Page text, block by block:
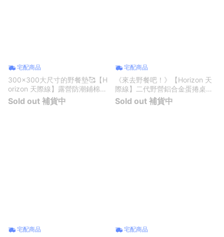
宅配商品
300x300大尺寸的野餐墊🥰【H
orizon 天際線】露營防潮鋪棉地
墊 300x300cm (贈收納袋) | 生
日禮物 | 登山露營 | 健行野餐 |
Sold out 補貨中
宅配商品
《來去野餐吧！》【Horizon 天
際線】二代野營鋁合金蛋捲桌
(大) + 露營小吊扇| 生日禮物 |
登山露營 | 健行野餐 | 百岳登山
Sold out 補貨中
宅配商品 宅配商品